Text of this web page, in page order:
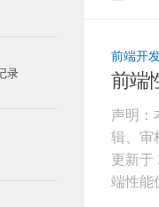
前端开
前端
声明：
辑、审
更新
端性能
录